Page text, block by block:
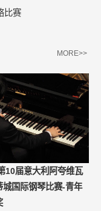
比赛
MORE>>
10届意大利阿夸维瓦
城国际钢琴比赛-青年